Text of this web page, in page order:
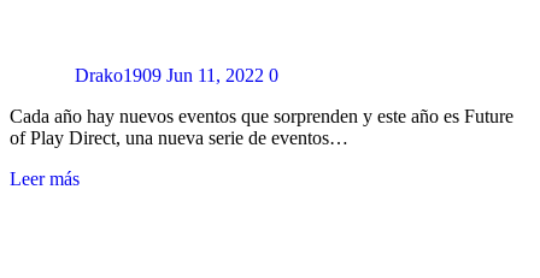
Drako1909 Jun 11, 2022 0
Cada año hay nuevos eventos que sorprenden y este año es Future
of Play Direct, una nueva serie de eventos…
Leer más